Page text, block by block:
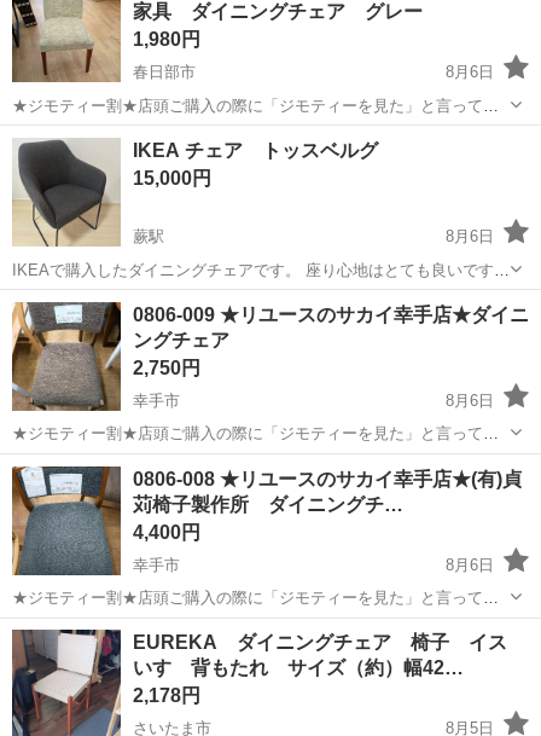
家具 ダイニングチェア グレー
1,980円
春日部市
8月6日
★ジモティー割★店頭ご購入の際に「ジモティーを見た」と言ってい
ただくとジモティー限定価格（掲載価格の10%OFF）でご購入が可能
です。 必ずご精算前にスタッフまでお伝えくださいませ。 ---------------
-...
埼玉 春日部市 サカイ
IKEA チェア トッスベルグ
15,000円
蕨駅
8月6日
IKEAで購入したダイニングチェアです。 座り心地はとても良いです。
少し毛玉がありますが、毛玉取り等でメンテナンスしていただければ
問題ないと思います。
埼玉 川口市 椅子
0806-009 ★リユースのサカイ幸手店★ダイニ
ングチェア
2,750円
幸手市
8月6日
★ジモティー割★店頭ご購入の際に「ジモティーを見た」と言ってい
ただくとジモティー限定価格（掲載価格の10%OFF）でご購入が可能
です。 必ずご精算前にスタッフまでお伝えくださいませ。 ---------------
-...
埼玉 幸手市 サカイ
0806-008 ★リユースのサカイ幸手店★(有)貞
苅椅子製作所 ダイニングチ…
4,400円
幸手市
8月6日
★ジモティー割★店頭ご購入の際に「ジモティーを見た」と言ってい
ただくとジモティー限定価格（掲載価格の10%OFF）でご購入が可能
です。 必ずご精算前にスタッフまでお伝えくださいませ。 ---------------
-...
埼玉 幸手市 サカイ
EUREKA ダイニングチェア 椅子 イス
いす 背もたれ サイズ（約）幅42…
2,178円
さいたま市
8月5日